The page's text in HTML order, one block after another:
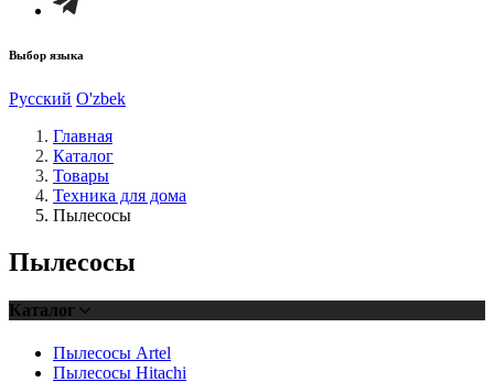
Выбор языка
Русский O'zbek
Главная
Каталог
Товары
Техника для дома
Пылесосы
Пылесосы
Каталог
Пылесосы Artel
Пылесосы Hitachi